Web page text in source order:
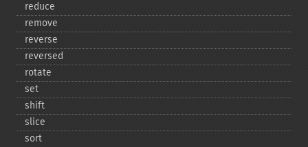
reduce
remove
reverse
reversed
rotate
set
shift
slice
sort